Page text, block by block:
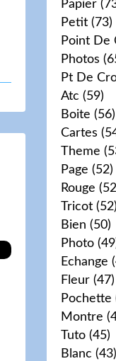
Papier
Petit (73)
Point De
Photos
Pt De
Atc (59)
Boite (56)
Cartes
Theme
Page (52)
Rouge
Tricot (52)
Bien (50)
Photo
Echange
Fleur (47)
Pochette
Montre
Tuto (45)
Blanc (43)